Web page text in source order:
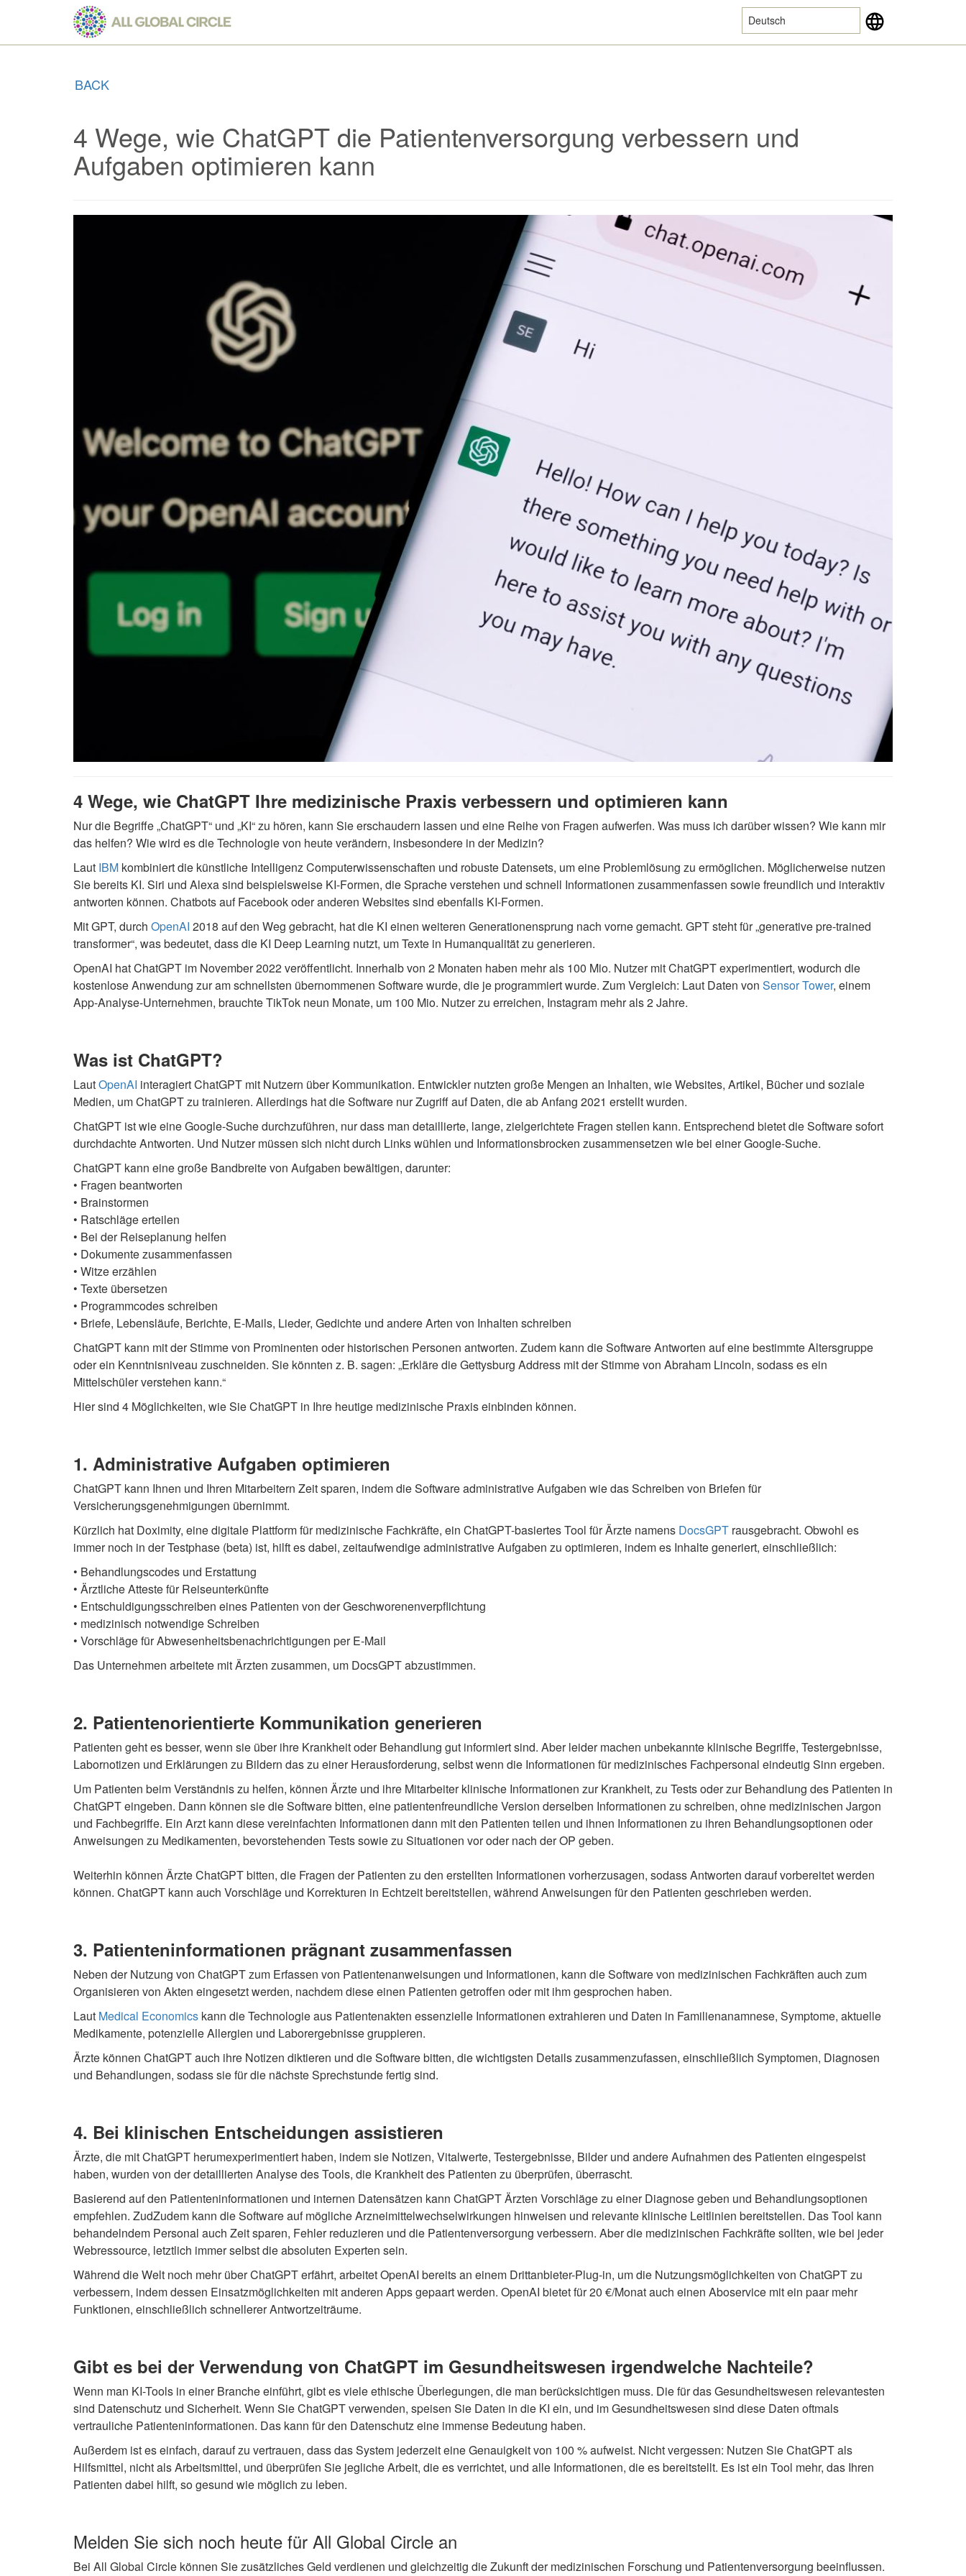
main
Deutsch
BACK
4 Wege, wie ChatGPT die Patientenversorgung verbessern und
Aufgaben optimieren kann
4 Wege, wie ChatGPT Ihre medizinische Praxis verbessern und optimieren kann
Nur die Begriffe „ChatGPT“ und „KI“ zu hören, kann Sie erschaudern lassen und eine Reihe von Fragen aufwerfen. Was muss ich darüber wissen? Wie kann mir
das helfen? Wie wird es die Technologie von heute verändern, insbesondere in der Medizin?
Laut IBM kombiniert die künstliche Intelligenz Computerwissenschaften und robuste Datensets, um eine Problemlösung zu ermöglichen. Möglicherweise nutzen
Sie bereits KI. Siri und Alexa sind beispielsweise KI-Formen, die Sprache verstehen und schnell Informationen zusammenfassen sowie freundlich und interaktiv
antworten können. Chatbots auf Facebook oder anderen Websites sind ebenfalls KI-Formen.
Mit GPT, durch OpenAI 2018 auf den Weg gebracht, hat die KI einen weiteren Generationensprung nach vorne gemacht. GPT steht für „generative pre-trained
transformer“, was bedeutet, dass die KI Deep Learning nutzt, um Texte in Humanqualität zu generieren.
OpenAI hat ChatGPT im November 2022 veröffentlicht. Innerhalb von 2 Monaten haben mehr als 100 Mio. Nutzer mit ChatGPT experimentiert, wodurch die
kostenlose Anwendung zur am schnellsten übernommenen Software wurde, die je programmiert wurde. Zum Vergleich: Laut Daten von Sensor Tower, einem
App-Analyse-Unternehmen, brauchte TikTok neun Monate, um 100 Mio. Nutzer zu erreichen, Instagram mehr als 2 Jahre.
Was ist ChatGPT?
LautOpenAI interagiert ChatGPT mit Nutzern über Kommunikation. Entwickler nutzten große Mengen an Inhalten, wie Websites, Artikel, Bücher und soziale
Medien, um ChatGPT zu trainieren. Allerdings hat die Software nur Zugriff auf Daten, die ab Anfang 2021 erstellt wurden.
ChatGPT ist wie eine Google-Suche durchzuführen, nur dass man detaillierte, lange, zielgerichtete Fragen stellen kann. Entsprechend bietet die Software sofort
durchdachte Antworten. Und Nutzer müssen sich nicht durch Links wühlen und Informationsbrocken zusammensetzen wie bei einer Google-Suche.
ChatGPT kann eine große Bandbreite von Aufgaben bewältigen, darunter:
• Fragen beantworten
• Brainstormen
• Ratschläge erteilen
• Bei der Reiseplanung helfen
• Dokumente zusammenfassen
• Witze erzählen
• Texte übersetzen
• Programmcodes schreiben
• Briefe, Lebensläufe, Berichte, E-Mails, Lieder, Gedichte und andere Arten von Inhalten schreiben
ChatGPT kann mit der Stimme von Prominenten oder historischen Personen antworten. Zudem kann die Software Antworten auf eine bestimmte Altersgruppe
oder ein Kenntnisniveau zuschneiden. Sie könnten z. B. sagen: „Erkläre die Gettysburg Address mit der Stimme von Abraham Lincoln, sodass es ein
Mittelschüler verstehen kann.“
Hier sind 4 Möglichkeiten, wie Sie ChatGPT in Ihre heutige medizinische Praxis einbinden können.
1. Administrative Aufgaben optimieren
ChatGPT kann Ihnen und Ihren Mitarbeitern Zeit sparen, indem die Software administrative Aufgaben wie das Schreiben von Briefen für
Versicherungsgenehmigungen übernimmt.
Kürzlich hat Doximity, eine digitale Plattform für medizinische Fachkräfte, ein ChatGPT-basiertes Tool für Ärzte namens DocsGPT rausgebracht. Obwohl es
immer noch in der Testphase (beta) ist, hilft es dabei, zeitaufwendige administrative Aufgaben zu optimieren, indem es Inhalte generiert, einschließlich:
• Behandlungscodes und Erstattung
• Ärztliche Atteste für Reiseunterkünfte
• Entschuldigungsschreiben eines Patienten von der Geschworenenverpflichtung
• medizinisch notwendige Schreiben
• Vorschläge für Abwesenheitsbenachrichtigungen per E-Mail
Das Unternehmen arbeitete mit Ärzten zusammen, um DocsGPT abzustimmen.
2. Patientenorientierte Kommunikation generieren
Patienten geht es besser, wenn sie über ihre Krankheit oder Behandlung gut informiert sind. Aber leider machen unbekannte klinische Begriffe, Testergebnisse,
Labornotizen und Erklärungen zu Bildern das zu einer Herausforderung, selbst wenn die Informationen für medizinisches Fachpersonal eindeutig Sinn ergeben.
Um Patienten beim Verständnis zu helfen, können Ärzte und ihre Mitarbeiter klinische Informationen zur Krankheit, zu Tests oder zur Behandlung des Patienten in
ChatGPT eingeben. Dann können sie die Software bitten, eine patientenfreundliche Version derselben Informationen zu schreiben, ohne medizinischen Jargon
und Fachbegriffe. Ein Arzt kann diese vereinfachten Informationen dann mit den Patienten teilen und ihnen Informationen zu ihren Behandlungsoptionen oder
Anweisungen zu Medikamenten, bevorstehenden Tests sowie zu Situationen vor oder nach der OP geben.
Weiterhin können Ärzte ChatGPT bitten, die Fragen der Patienten zu den erstellten Informationen vorherzusagen, sodass Antworten darauf vorbereitet werden
können. ChatGPT kann auch Vorschläge und Korrekturen in Echtzeit bereitstellen, während Anweisungen für den Patienten geschrieben werden.
3. Patienteninformationen prägnant zusammenfassen
Neben der Nutzung von ChatGPT zum Erfassen von Patientenanweisungen und Informationen, kann die Software von medizinischen Fachkräften auch zum
Organisieren von Akten eingesetzt werden, nachdem diese einen Patienten getroffen oder mit ihm gesprochen haben.
Laut Medical Economics kann die Technologie aus Patientenakten essenzielle Informationen extrahieren und Daten in Familienanamnese, Symptome, aktuelle
Medikamente, potenzielle Allergien und Laborergebnisse gruppieren.
Ärzte können ChatGPT auch ihre Notizen diktieren und die Software bitten, die wichtigsten Details zusammenzufassen, einschließlich Symptomen, Diagnosen
und Behandlungen, sodass sie für die nächste Sprechstunde fertig sind.
4. Bei klinischen Entscheidungen assistieren
Ärzte, die mit ChatGPT herumexperimentiert haben, indem sie Notizen, Vitalwerte, Testergebnisse, Bilder und andere Aufnahmen des Patienten eingespeist
haben, wurden von der detaillierten Analyse des Tools, die Krankheit des Patienten zu überprüfen, überrascht.
Basierend auf den Patienteninformationen und internen Datensätzen kann ChatGPT Ärzten Vorschläge zu einer Diagnose geben und Behandlungsoptionen
empfehlen. ZudZudem kann die Software auf mögliche Arzneimittelwechselwirkungen hinweisen und relevante klinische Leitlinien bereitstellen. Das Tool kann
behandelndem Personal auch Zeit sparen, Fehler reduzieren und die Patientenversorgung verbessern. Aber die medizinischen Fachkräfte sollten, wie bei jeder
Webressource, letztlich immer selbst die absoluten Experten sein.
Während die Welt noch mehr über ChatGPT erfährt, arbeitet OpenAI bereits an einem Drittanbieter-Plug-in, um die Nutzungsmöglichkeiten von ChatGPT zu
verbessern, indem dessen Einsatzmöglichkeiten mit anderen Apps gepaart werden. OpenAI bietet für 20 €/Monat auch einen Aboservice mit ein paar mehr
Funktionen, einschließlich schnellerer Antwortzeiträume.
Gibt es bei der Verwendung von ChatGPT im Gesundheitswesen irgendwelche Nachteile?
Wenn man KI-Tools in einer Branche einführt, gibt es viele ethische Überlegungen, die man berücksichtigen muss. Die für das Gesundheitswesen relevantesten
sind Datenschutz und Sicherheit. Wenn Sie ChatGPT verwenden, speisen Sie Daten in die KI ein, und im Gesundheitswesen sind diese Daten oftmals
vertrauliche Patienteninformationen. Das kann für den Datenschutz eine immense Bedeutung haben.
Außerdem ist es einfach, darauf zu vertrauen, dass das System jederzeit eine Genauigkeit von 100 % aufweist. Nicht vergessen: Nutzen Sie ChatGPT als
Hilfsmittel, nicht als Arbeitsmittel, und überprüfen Sie jegliche Arbeit, die es verrichtet, und alle Informationen, die es bereitstellt. Es ist ein Tool mehr, das Ihren
Patienten dabei hilft, so gesund wie möglich zu leben.
Melden Sie sich noch heute für All Global Circle an
Bei All Global Circle können Sie zusätzliches Geld verdienen und gleichzeitig die Zukunft der medizinischen Forschung und Patientenversorgung beeinflussen.